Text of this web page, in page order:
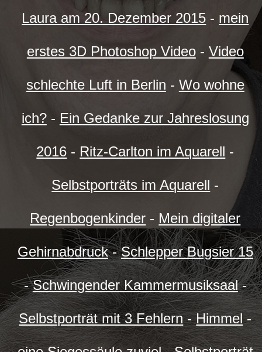
Laura am 20. Dezember 2015 - mein
erstes 3D Photoshop Video- Video
schlechte Luft in Berlin - Wo wohne
ich?- Ein Gedanke zur Jahreslosung
2016 - Ritz-Carlton im Aquarell -
Selbstporträts im Aquarell -
Regenbogenkinder - Mein digitaler
Gehirnabdruck-Schlepper Bugsier 15
-Schwingender Kammermusiksaal-
Selbstporträt mit 3 Fehlern-Himmel-